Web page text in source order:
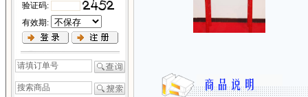
验证码:
有效期: